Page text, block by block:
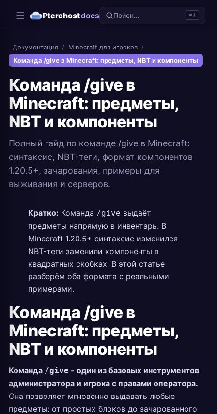
Pterohostdocs Поиск... ⌘K
Документация / Minecraft для игроков /
Команда /give в Minecraft: предметы, NBT и компоненты
Команда /give в
Minecraft: предметы,
NBT и компоненты
Полный гайд по команде /give в Minecraft:
синтаксис, NBT-теги, формат компонентов
1.20.5+, зачарования, примеры для
выживания и серверов.
Кратко: Команда /give выдаёт
предметы напрямую в инвентарь. В
Minecraft 1.20.5+ синтаксис изменился -
NBT-теги заменили компоненты в
квадратных скобках. В этой статье
разберём оба формата с реальными
примерами.
Команда /give в
Minecraft: предметы,
NBT и компоненты
Команда /give - один из базовых инструментов
администратора и игрока с правами оператора.
Она позволяет мгновенно выдавать любые
предметы: от простых блоков до зачарованного